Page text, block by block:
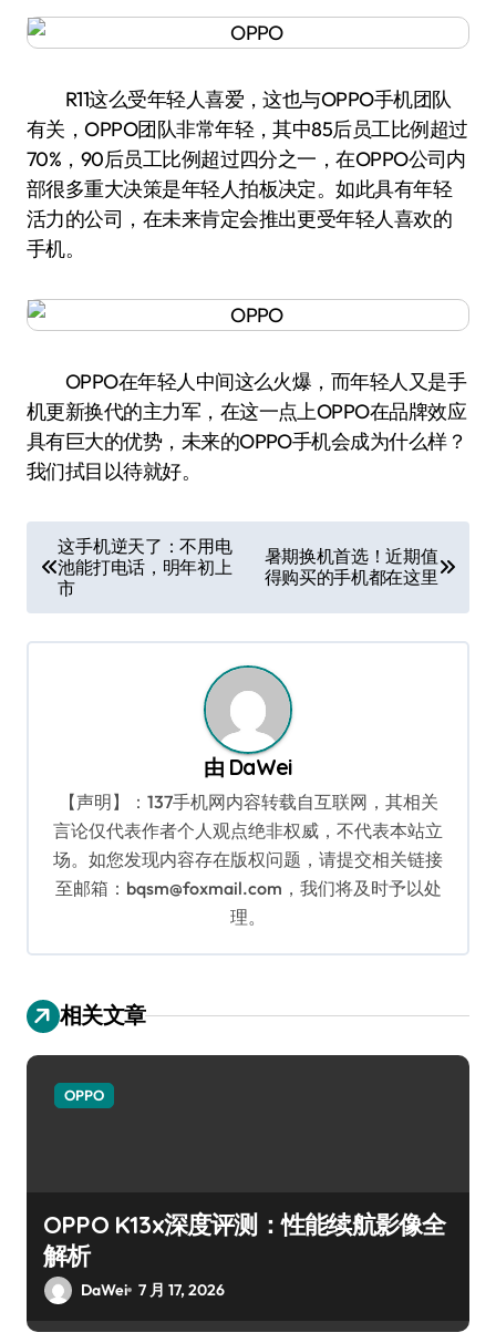
R11这么受年轻人喜爱，这也与OPPO手机团队
有关，OPPO团队非常年轻，其中85后员工比例超过
70%，90后员工比例超过四分之一，在OPPO公司内
部很多重大决策是年轻人拍板决定。如此具有年轻
活力的公司，在未来肯定会推出更受年轻人喜欢的
手机。
OPPO在年轻人中间这么火爆，而年轻人又是手
机更新换代的主力军，在这一点上OPPO在品牌效应
具有巨大的优势，未来的OPPO手机会成为什么样？
我们拭目以待就好。
章
导
航
这手机逆天了：不用电
池能打电话，明年初上
市
暑期换机首选！近期值
得购买的手机都在这里
由 DaWei
【声明】：137手机网内容转载自互联网，其相关
言论仅代表作者个人观点绝非权威，不代表本站立
场。如您发现内容存在版权问题，请提交相关链接
至邮箱：bqsm@foxmail.com，我们将及时予以处
理。
相关文章
OPPO
OPPO K13x深度评测：性能续航影像全
解析
DaWei 7 月 17, 2026